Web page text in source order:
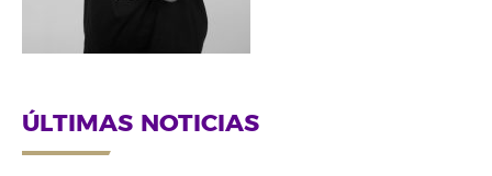
ÚLTIMAS NOTICIAS